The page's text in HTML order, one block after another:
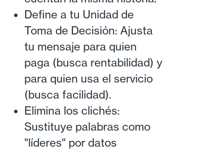
Define a tu Unidad de
Toma de Decisión: Ajusta
tu mensaje para quien
paga (busca rentabilidad) y
para quien usa el servicio
(busca facilidad).
Elimina los clichés:
Sustituye palabras como
"líderes" por datos